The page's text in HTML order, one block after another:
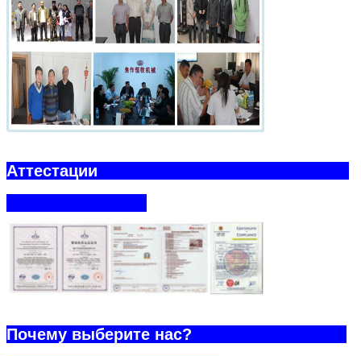
Аттестации
Почему выберите нас?